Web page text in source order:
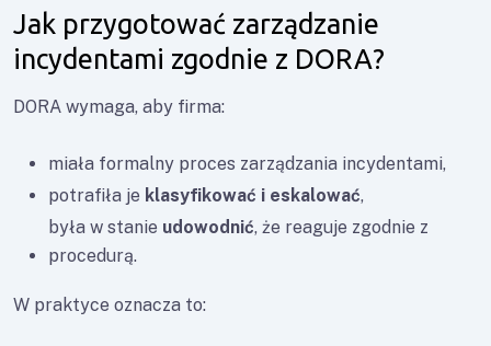
Jak przygotować zarządzanie
incydentami zgodnie z DORA?
DORA wymaga, aby firma:
miała formalny proces zarządzania incydentami,
potrafiła je klasyfikować i eskalować,
była w stanie udowodnić, że reaguje zgodnie z
procedurą.
W praktyce oznacza to: